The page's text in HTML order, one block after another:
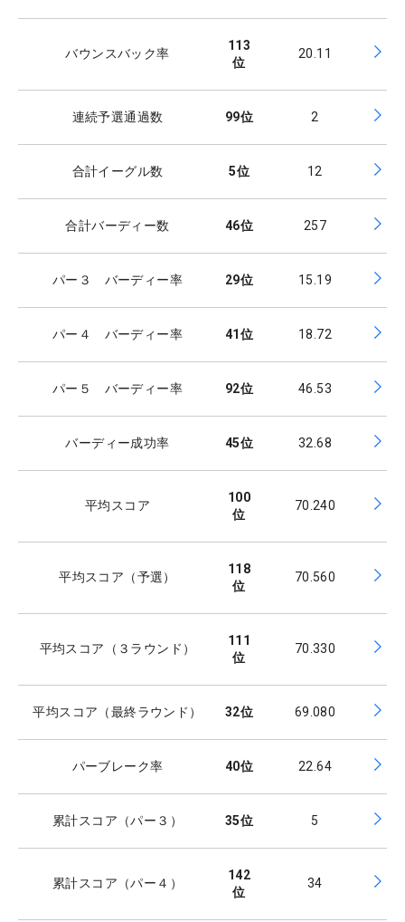
バウンスバック率
113
位
20.11
連続予選通過数 99位 2
合計イーグル数 5位 12
合計バーディー数 46位 257
パー３ バーディー率 29位 15.19
パー４ バーディー率 41位 18.72
パー５ バーディー率 92位 46.53
バーディー成功率 45位 32.68
平均スコア
100
位
70.240
平均スコア（予選）
118
位
70.560
平均スコア（３ラウンド）
111
位
70.330
平均スコア（最終ラウンド） 32位 69.080
パーブレーク率 40位 22.64
累計スコア（パー３） 35位 5
累計スコア（パー４）
142
位
34